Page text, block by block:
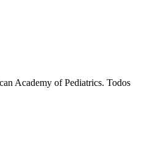
Academy of Pediatrics. Todos